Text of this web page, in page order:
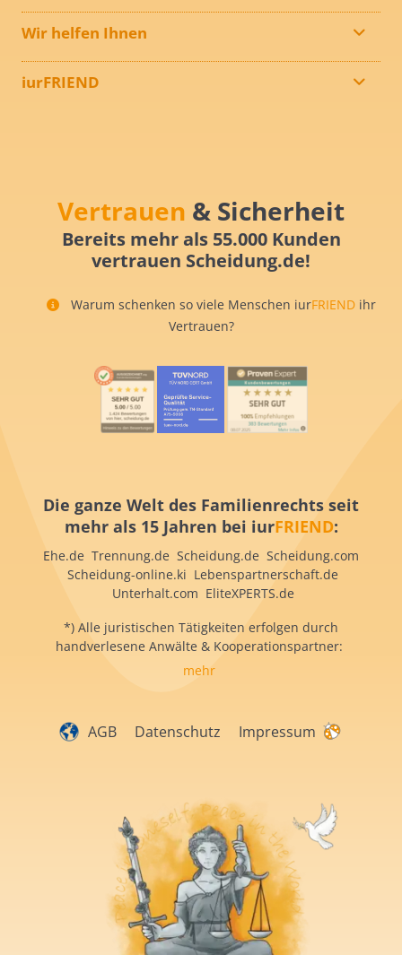
Wir helfen Ihnen
iurFRIEND
Vertrauen & Sicherheit
Bereits mehr als 55.000 Kunden
vertrauen Scheidung.de!
Warum schenken so viele Menschen iurFRIEND ihr
Vertrauen?
Die ganze Welt des Familienrechts seit
mehr als 15 Jahren bei iurFRIEND:
Ehe.de Trennung.de Scheidung.de Scheidung.com
Scheidung-online.ki Lebenspartnerschaft.de
Unterhalt.com EliteXPERTS.de
*) Alle juristischen Tätigkeiten erfolgen durch
handverlesene Anwälte & Kooperationspartner:
mehr
AGB Datenschutz Impressum